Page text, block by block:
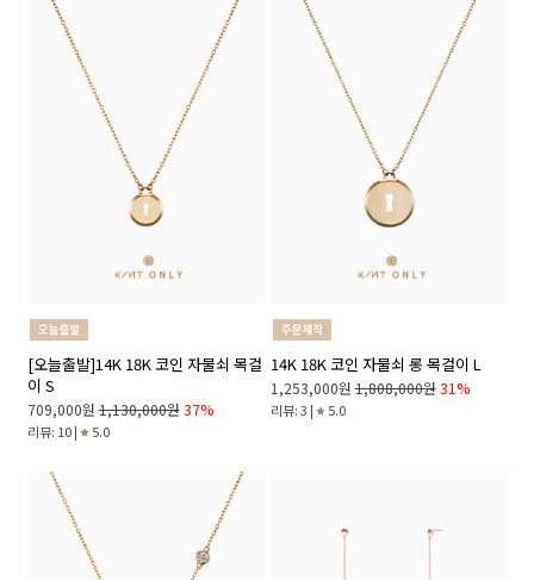
[오늘출발]14K 18K 코인 자물쇠 목걸
이 S
709,000원 1,130,000원 37%
리뷰: 10 | 5.0
14K 18K 코인 자물쇠 롱 목걸이 L
1,253,000원 1,808,000원 31%
리뷰: 3 | 5.0